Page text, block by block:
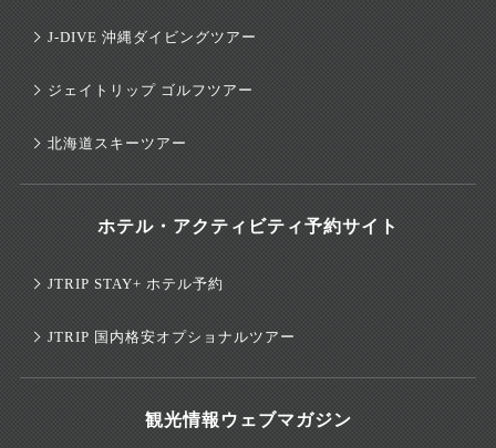
J-DIVE 沖縄ダイビングツアー
ジェイトリップ ゴルフツアー
北海道スキーツアー
ホテル・アクティビティ予約サイト
JTRIP STAY+ ホテル予約
JTRIP 国内格安オプショナルツアー
観光情報ウェブマガジン